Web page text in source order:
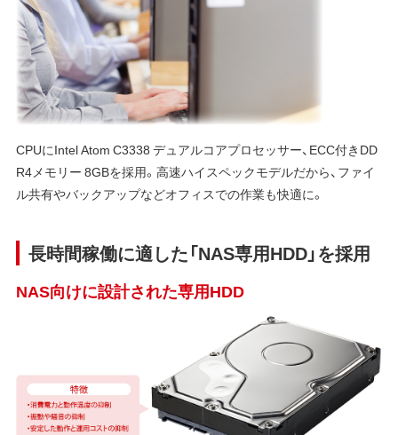
CPUにIntel Atom C3338 デュアルコアプロセッサー、ECC付きDD
R4メモリー 8GBを採用。高速ハイスペックモデルだから、ファイ
ル共有やバックアップなどオフィスでの作業も快適に。
長時間稼働に適した「NAS専用HDD」を採用
NAS向けに設計された専用HDD